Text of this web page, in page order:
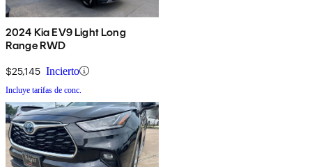
2024 Kia EV9 Light Long
Range RWD
$25,145 Incierto
Incluye tarifas de conc.